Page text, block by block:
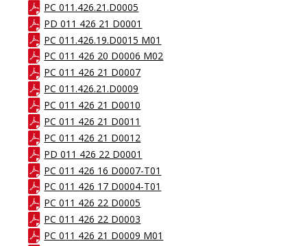
PC 011.426.21.D0005
PD 011 426 21 D0001
PC 011.426.19.D0015 M01
PC 011 426 20 D0006 M02
PC 011 426 21 D0007
PC 011.426.21.D0009
PC 011 426 21 D0010
PC 011 426 21 D0011
PC 011 426 21 D0012
PD 011 426 22 D0001
PC 011 426 16 D0007-T01
PC 011 426 17 D0004-T01
PC 011 426 22 D0005
PC 011 426 22 D0003
PC 011 426 21 D0009 M01